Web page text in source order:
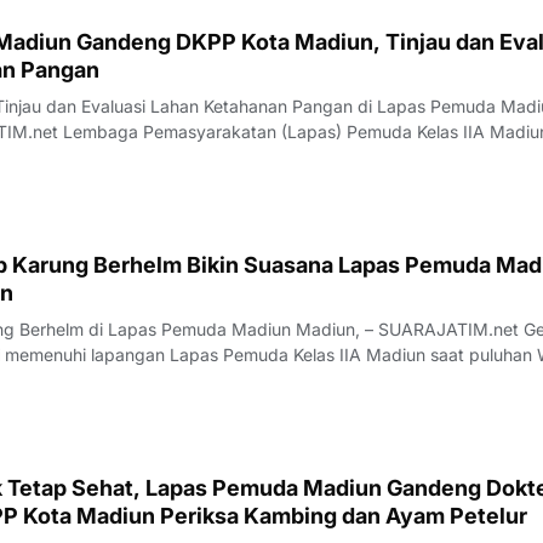
Gandeng DKPP Kota Madiun, Tinjau dan
Pangan
dan Evaluasi Lahan Ketahanan Pangan di Lapas Pemuda
Kelas IIA Madiun terus
berbagai instansi, khususnya Dinas Ketahanan Pangan dan
Karung Berhelm Bikin Suasana Lapas Pemuda
Pemuda Madiun Madiun, – SUARAJATIM.net Gelak
lapangan Lapas Pemuda Kelas IIA Madiun saat puluhan
(WBP) mengikuti lomba balap karung dalam rangka
Tetap Sehat, Lapas Pemuda Madiun Gandeng
Kota Madiun Periksa Kambing dan Ayam Petelur